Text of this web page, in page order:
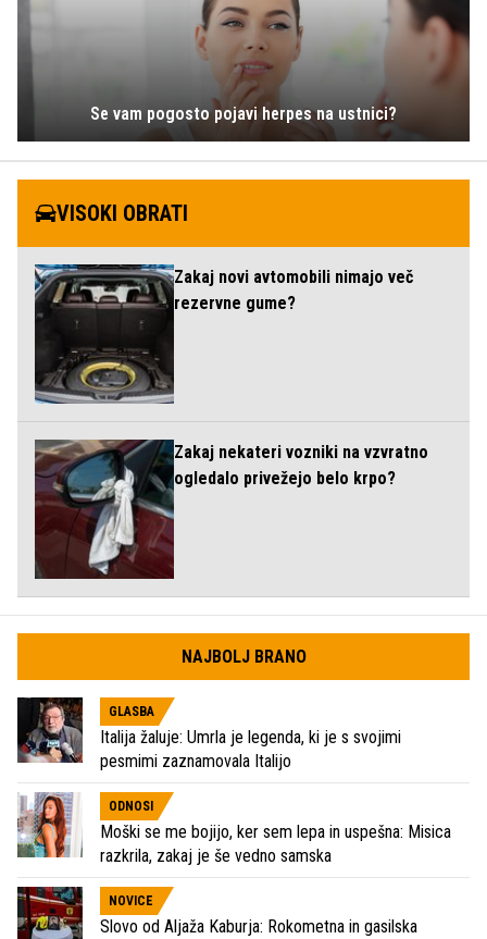
Se vam pogosto pojavi herpes na ustnici?
VISOKI OBRATI
Zakaj novi avtomobili nimajo več
rezervne gume?
Zakaj nekateri vozniki na vzvratno
ogledalo privežejo belo krpo?
NAJBOLJ BRANO
GLASBA
Italija žaluje: Umrla je legenda, ki je s svojimi
pesmimi zaznamovala Italijo
ODNOSI
Moški se me bojijo, ker sem lepa in uspešna: Misica
razkrila, zakaj je še vedno samska
NOVICE
Slovo od Aljaža Kaburja: Rokometna in gasilska